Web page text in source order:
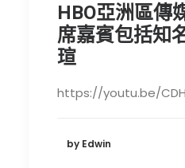
HBO亞洲區傳
席嘉賓包括知
瑄
https://youtu.be/
by Edwin